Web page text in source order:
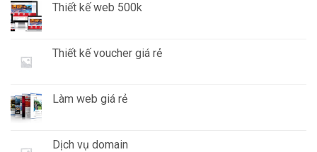
Thiết kế web 500k
Thiết kế voucher giá rẻ
Làm web giá rẻ
Dịch vụ domain